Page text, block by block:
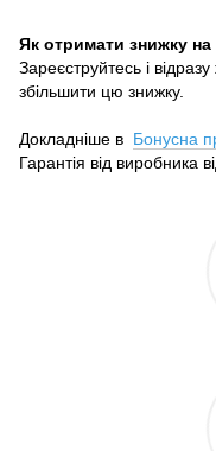
Як отримати знижку
Зареєструйтесь і
збільшити цю знижку.
Докладніше в Бонусна
Гарантія від виробника